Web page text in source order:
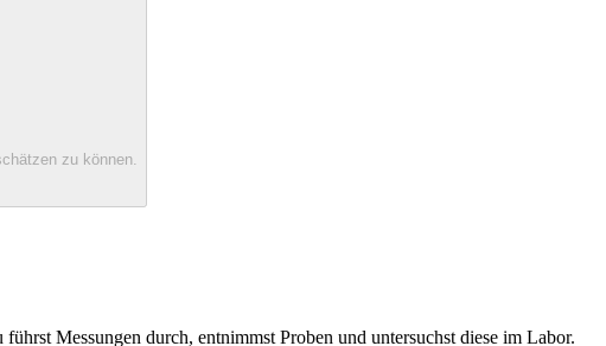
zu können.
Messungen durch, entnimmst Proben und untersuchst diese im Labor.